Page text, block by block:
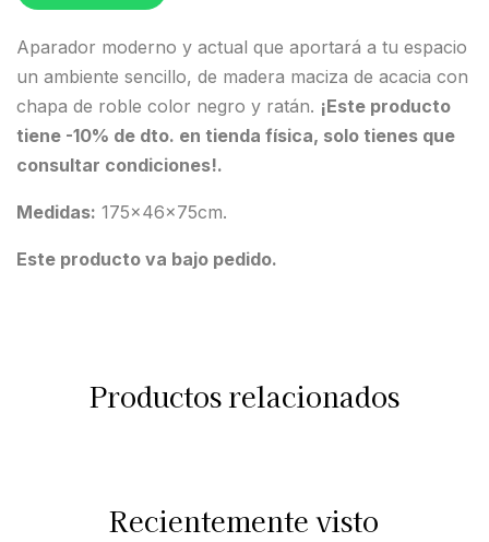
Aparador moderno y actual que aportará a tu espacio
un ambiente sencillo, de madera maciza de acacia con
chapa de roble color negro y ratán. ¡Este producto
tiene -10% de dto. en tienda física, solo tienes que
consultar condiciones!.
Medidas: 175x46x75cm.
Este producto va bajo pedido.
Productos relacionados
Recientemente visto